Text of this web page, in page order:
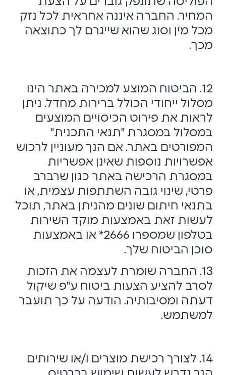
המחיר. החברה איננה אחראית לכל נזק
מכל מין וסוג שהוא שייגרם לך כתוצאה
מכך.
12. הביטוח המוצע למכירה באתר הינו
מסלול ייחודי הכולל ברירות מחדל. ניתן
לראות את פירוט הכיסויים המוצעים
במסלול במסגרת "תנאי התכנית"
המפורטים באתר. אם הנך מעוניין לרכוש
אפשרויות נוספות שאינן אפשריות
במסגרת הרכישה באתר כגון שרברב
פרטי, שינוי גובה השתתפות עצמית, או
בתנאי חיתום שונים מהניתן באתר, תוכל
לעשות זאת באמצעות מוקד השירות
בטלפון שמספרו 2666* או באמצעות
סוכן הביטוח שלך.
13. החברה שומרת לעצמה את הזכות
לסרב להציע הצעות ביטוח ע"פ שיקול
דעתה ומסיבותיה. הודעה על כך תועבר
למשתמש.
14. לצורך רכישת מוצרים ו/או שירותים